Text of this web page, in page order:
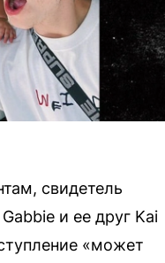
свидетель
и ее друг Kai
«может